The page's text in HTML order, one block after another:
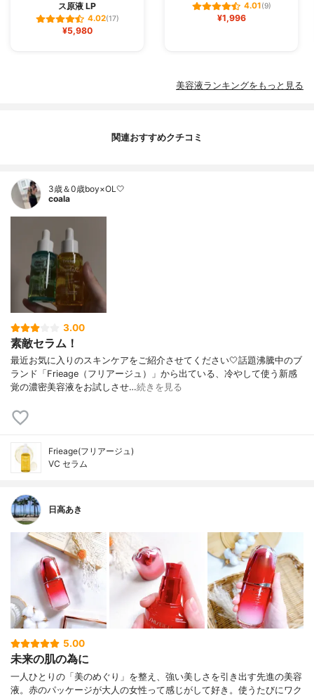
ス原液 LP
4.02(17)
¥5,980
4.01(9)
¥1,996
美容液ランキングをもっと見る
関連おすすめクチコミ
3歳＆0歳boy×OL🤍
coala
3.00
素敵セラム！
最近お気に入りのスキンケアをご紹介させてください🤍話題沸騰中のブ
ランド「Frieage（フリアージュ）」から出ている、冷やして使う新感
覚の濃密美容液をお試しさせ…続きを見る
Frieage(フリアージュ)
VC セラム
日高あき
5.00
未来の肌の為に
一人ひとりの「美のめぐり」を整え、強い美しさを引き出す先進の美容
液。赤のパッケージが大人の女性って感じがして好き。使うたびにワク